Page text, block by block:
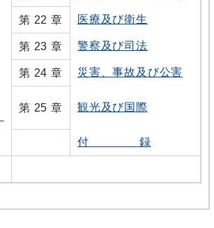
第 22 章 医療及び衛生
第 23 章 警察及び司法
第 24 章 災害、事故及び公害
第 25 章 観光及び国際
付 録